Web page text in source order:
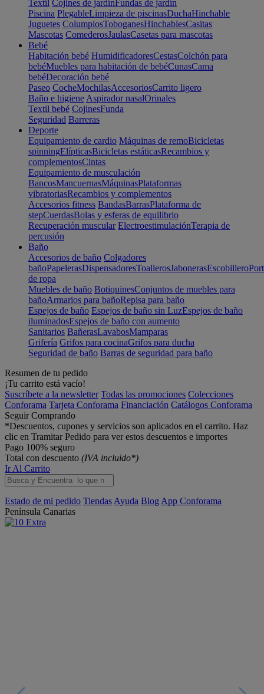
Textil Cojines de jardín Fundas de jardín
Piscina PlegableLimpieza de piscinasDuchaHinchable
Juguetes ColumpiosToboganesHinchablesCasitas
Mascotas ComederosJaulasCasetas para mascotas
Bebé
Habitación bebé HumidificadoresCestasColchón para
bebéMuebles para habitación de bebéCunasCama
bebéDecoración bebé
Paseo CocheMochilasAccesoriosCarrito ligero
Baño e higiene Aspirador nasalOrinales
Textil bebé CojinesFunda
Seguridad Barreras
Deporte
Equipamiento de cardio Máquinas de remoBicicletas
spinningElípticasBicicletas estáticasRecambios y
complementosCintas
Equipamiento de musculación
BancosMancuernasMáquinasPlataformas
vibratoriasRecambios y complementos
Accesorios fitness BandasBarrasPlataforma de
stepCuerdasBolas y esferas de equilibrio
Recuperación muscular ElectroestimulaciónTerapia de
percusión
Baño
Accesorios de baño Colgadores
bañoPapelerasDispensadoresToallerosJabonerasEscobillero
de ropa
Muebles de baño BotiquinesConjuntos de muebles para
bañoArmarios para bañoRepisa para baño
Espejos de baño Espejos de baño sin LuzEspejos de baño
iluminadosEspejos de baño con aumento
Sanitarios BañerasLavabosMamparas
Grifería Grifos para cocinaGrifos para ducha
Seguridad de baño Barras de seguridad para baño
Resumen de tu pedido
¡Tu carrito está vacío!
Suscríbete a la newsletter Todas las promociones Colecciones
Conforama Tarjeta Conforama Financiación Catálogos Conforama
Seguir Comprando
*Descuentos, cupones y servicios son aplicados en el carrito. Haz
clic en Tramitar Pedido para ver estos descuentos e importes
Pago 100% seguro
Total con descuento (IVA incluido*)
Ir Al Carrito
Estado de mi pedido Tiendas Ayuda Blog App Conforama
Península Canarias